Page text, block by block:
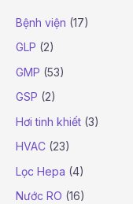
Bệnh viện (17)
GLP (2)
GMP (53)
GSP (2)
Hơi tinh khiết (3)
HVAC (23)
Lọc Hepa (4)
Nước RO (16)